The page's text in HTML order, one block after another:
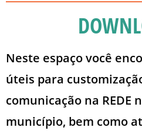
Neste espaço você
úteis para
comunicação na REDE
município, bem como